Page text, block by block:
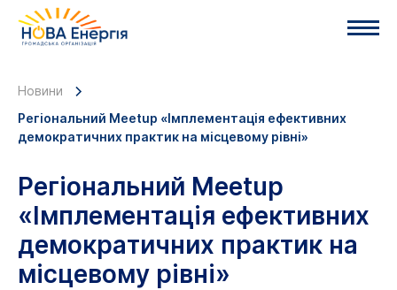
Новини
Регіональний Meetup «Імплементація ефективних
демократичних практик на місцевому рівні»
Регіональний Meetup
«Імплементація ефективних
демократичних практик на
місцевому рівні»